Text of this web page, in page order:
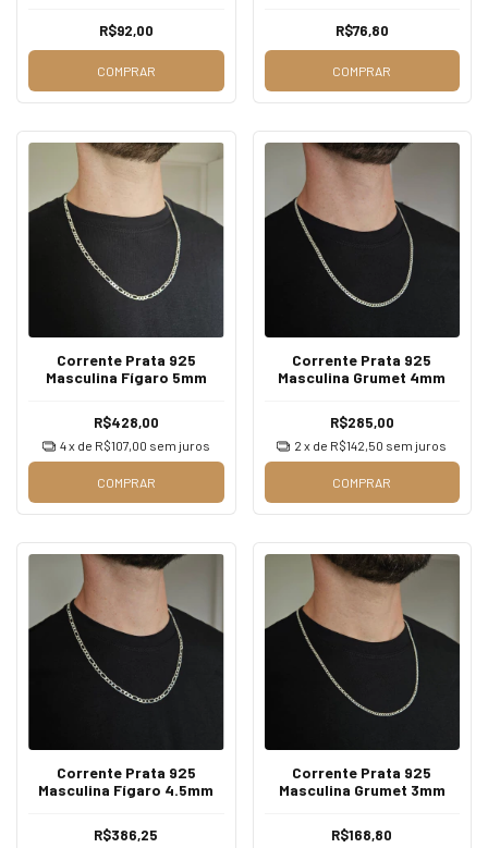
R$92,00
COMPRAR
R$76,80
COMPRAR
Corrente Prata 925
Masculina Fígaro 5mm
R$428,00
4x de R$107,00 sem juros
COMPRAR
Corrente Prata 925
Masculina Grumet 4mm
R$285,00
2 x de R$142,50 sem juros
COMPRAR
Corrente Prata 925
Masculina Fígaro 4.5mm
R$386,25
Corrente Prata 925
Masculina Grumet 3mm
R$168,80